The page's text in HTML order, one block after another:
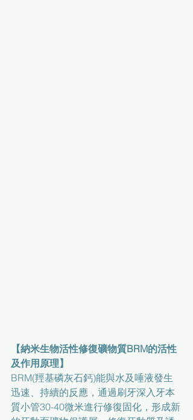
【納米生物活性修復礦物質BRM的活性
及作用原理】
BRM(羥基磷灰石鈣)能與水及唾液發生
迅速、持續的反應，通過刷牙深入牙本
質小管30-40微米進行修復固化，形成新